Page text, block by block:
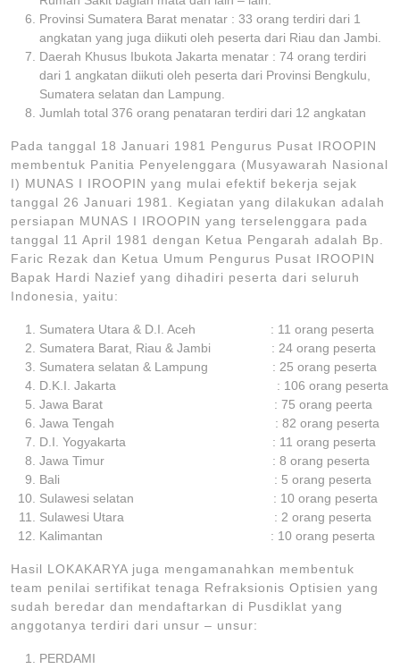
Provinsi Sumatera Barat menatar : 33 orang terdiri dari 1
angkatan yang juga diikuti oleh peserta dari Riau dan Jambi.
Daerah Khusus Ibukota Jakarta menatar : 74 orang terdiri
dari 1 angkatan diikuti oleh peserta dari Provinsi Bengkulu,
Sumatera selatan dan Lampung.
Jumlah total 376 orang penataran terdiri dari 12 angkatan
Pada tanggal 18 Januari 1981 Pengurus Pusat IROOPIN
membentuk Panitia Penyelenggara (Musyawarah Nasional
I) MUNAS I IROOPIN yang mulai efektif bekerja sejak
tanggal 26 Januari 1981. Kegiatan yang dilakukan adalah
persiapan MUNAS I IROOPIN yang terselenggara pada
tanggal 11 April 1981 dengan Ketua Pengarah adalah Bp.
Faric Rezak dan Ketua Umum Pengurus Pusat IROOPIN
Bapak Hardi Nazief yang dihadiri peserta dari seluruh
Indonesia, yaitu:
Sumatera Utara & D.I. Aceh : 11 orang peserta
Sumatera Barat, Riau & Jambi : 24 orang peserta
Sumatera selatan & Lampung : 25 orang peserta
D.K.I. Jakarta : 106 orang peserta
Jawa Barat : 75 orang peerta
Jawa Tengah : 82 orang peserta
D.I. Yogyakarta : 11 orang peserta
Jawa Timur : 8 orang peserta
Bali : 5 orang peserta
Sulawesi selatan : 10 orang peserta
Sulawesi Utara : 2 orang peserta
Kalimantan : 10 orang peserta
Hasil LOKAKARYA juga mengamanahkan membentuk
team penilai sertifikat tenaga Refraksionis Optisien yang
sudah beredar dan mendaftarkan di Pusdiklat yang
anggotanya terdiri dari unsur – unsur:
PERDAMI